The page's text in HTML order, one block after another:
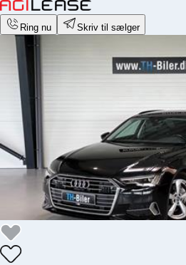
Ring nu Skriv til sælger